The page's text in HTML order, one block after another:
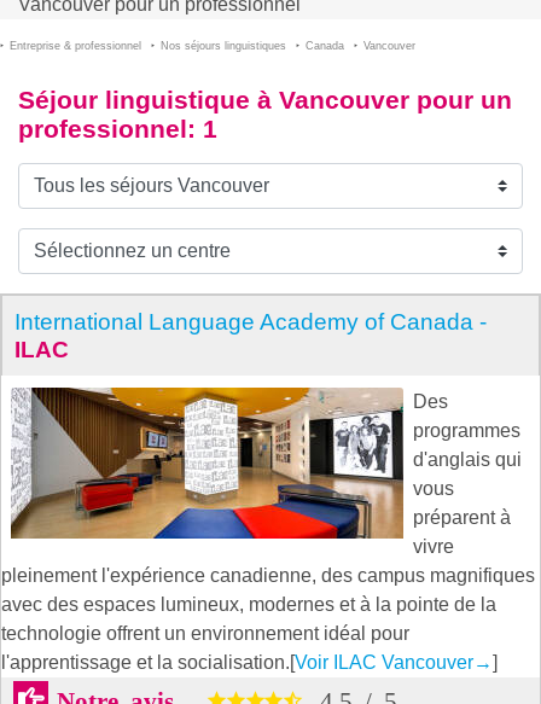
Vancouver pour un professionnel
Entreprise & professionnel Nos séjours linguistiques Canada Vancouver
Séjour linguistique à Vancouver pour un
professionnel: 1
International Language Academy of Canada -
ILAC
Des
programmes
d'anglais qui
vous
préparent à
vivre
pleinement l'expérience canadienne, des campus magnifiques
avec des espaces lumineux, modernes et à la pointe de la
technologie offrent un environnement idéal pour
l'apprentissage et la socialisation.[Voir ILAC Vancouver→]
Notre avis 4.5 / 5